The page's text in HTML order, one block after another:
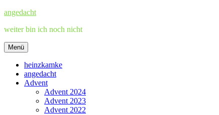
Zum
springen
angedacht
weiter bin ich noch nicht
Menü
heinzkamke
angedacht
Advent
Advent 2024
Advent 2023
Advent 2022